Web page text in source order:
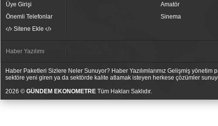
Üye Girişi
Önemli Telefonlar
Sitene Ekle
Amatör
Sinema
Haber Yazılımı
Haber Paketleri Sizlere Neler Sunuyor? Haber Yazılımlarımız Gelişmiş
sektöre yeni giren ya da sektörde kalite atlamak isteyen herkese çözümler
2026 © GÜNDEM EKONOMETRE Tüm Hakları Saklıdır.